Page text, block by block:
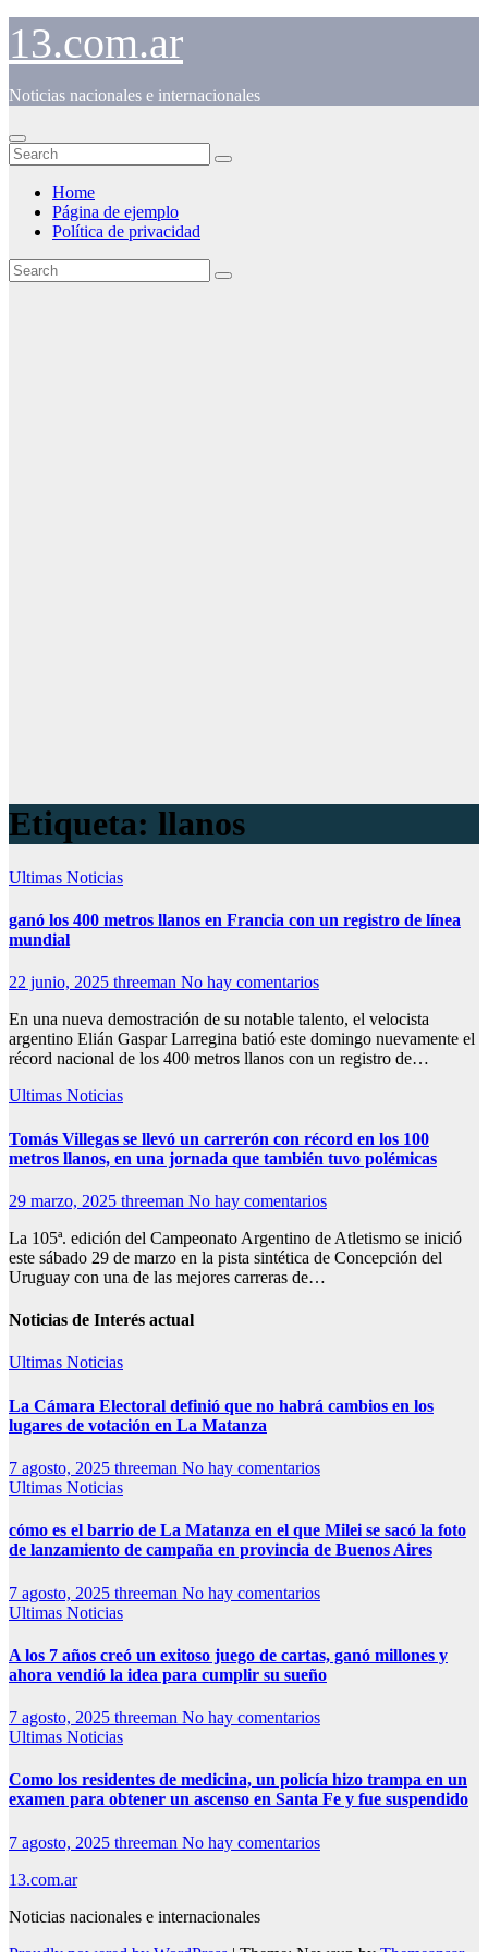
Skip
content
13.com.ar
Noticias nacionales e internacionales
Home
Página de ejemplo
Política de privacidad
Etiqueta: llanos
Ultimas Noticias
ganó los 400 metros llanos en Francia con un registro de línea
mundial
22 junio, 2025 threeman No hay comentarios
En una nueva demostración de su notable talento, el velocista
argentino Elián Gaspar Larregina batió este domingo nuevamente el
récord nacional de los 400 metros llanos con un registro de…
Ultimas Noticias
Tomás Villegas se llevó un carrerón con récord en los 100
metros llanos, en una jornada que también tuvo polémicas
29 marzo, 2025 threeman No hay comentarios
La 105ª. edición del Campeonato Argentino de Atletismo se inició
este sábado 29 de marzo en la pista sintética de Concepción del
Uruguay con una de las mejores carreras de…
Noticias de Interés actual
Ultimas Noticias
La Cámara Electoral definió que no habrá cambios en los
lugares de votación en La Matanza
7 agosto, 2025 threeman No hay comentarios
Ultimas Noticias
cómo es el barrio de La Matanza en el que Milei se sacó la foto
de lanzamiento de campaña en provincia de Buenos Aires
7 agosto, 2025 threeman No hay comentarios
Ultimas Noticias
A los 7 años creó un exitoso juego de cartas, ganó millones y
ahora vendió la idea para cumplir su sueño
7 agosto, 2025 threeman No hay comentarios
Ultimas Noticias
Como los residentes de medicina, un policía hizo trampa en un
examen para obtener un ascenso en Santa Fe y fue suspendido
7 agosto, 2025 threeman No hay comentarios
13.com.ar
Noticias nacionales e internacionales